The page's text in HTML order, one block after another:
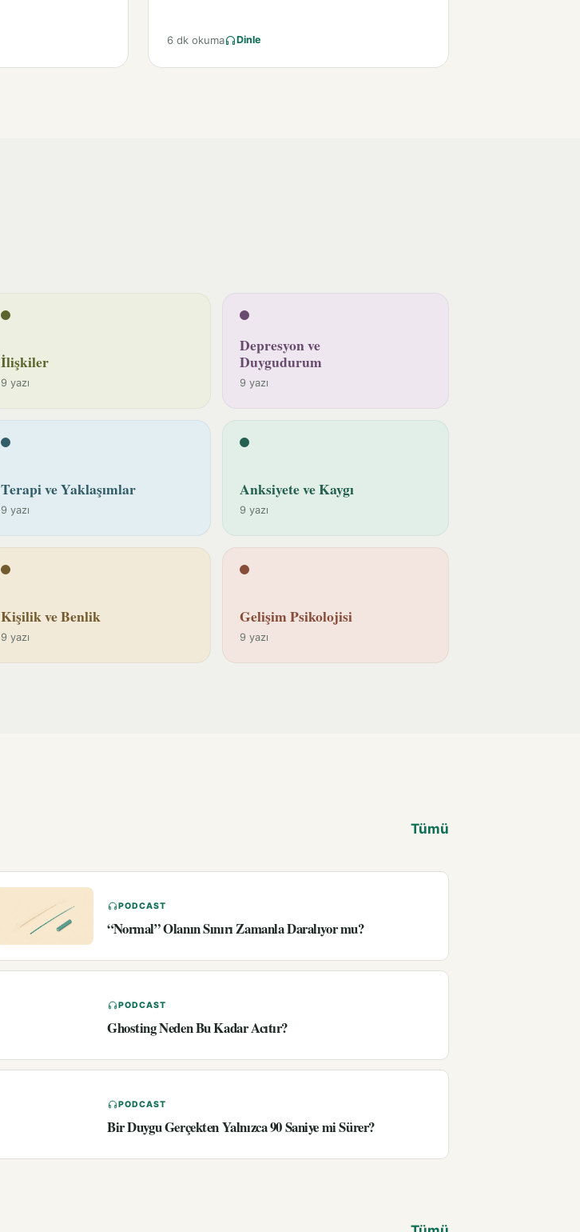
6 dk okuma Dinle
İlişkiler
9 yazı
Depresyon ve
Duygudurum
9 yazı
Terapi ve Yaklaşımlar
9 yazı
Anksiyete ve Kaygı
9 yazı
Kişilik ve Benlik
9 yazı
Gelişim Psikolojisi
9 yazı
Tümü
PODCAST
“Normal” Olanın Sınırı Zamanla Daralıyor mu?
PODCAST
Ghosting Neden Bu Kadar Acıtır?
PODCAST
Bir Duygu Gerçekten Yalnızca 90 Saniye mi Sürer?